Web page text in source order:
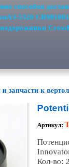
способов
5320
запчасти к
Артикул:
Кол-во: